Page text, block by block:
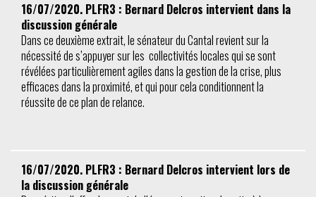
16/07/2020. PLFR3 : Bernard Delcros intervient dans la
discussion générale
Dans ce deuxième extrait, le sénateur du Cantal revient sur la
nécessité de s’appuyer sur les collectivités locales qui se sont
révélées particulièrement agiles dans la gestion de la crise, plus
efficaces dans la proximité, et qui pour cela conditionnent la
réussite de ce plan de relance.
16/07/2020. PLFR3 : Bernard Delcros intervient lors de
la discussion générale